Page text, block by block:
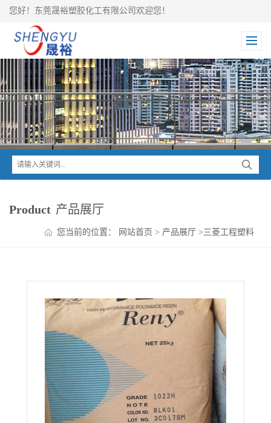
您好！东莞晟裕塑胶化工有限公司欢迎您！
Product 产品展厅
您当前的位置： 网站首页 > 产品展厅 >三菱工程塑料